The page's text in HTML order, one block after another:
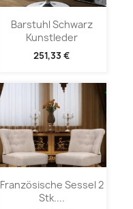
Barstuhl Schwarz
Kunstleder
251,33 €
Französische Sessel 2
Stk....